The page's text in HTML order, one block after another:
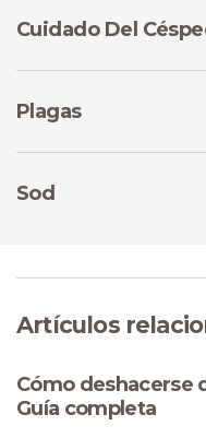
Cuidado Del
Plagas
Sod
Artículos
Cómo deshacerse
Guía completa